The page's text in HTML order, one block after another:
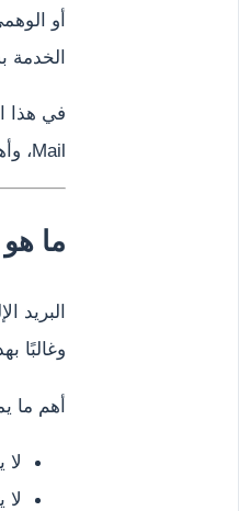
أو
الخدمة
Mail، وأهم استخداماته ومميزاته.
ما هو
البريد
وغالبًا
أهم ما